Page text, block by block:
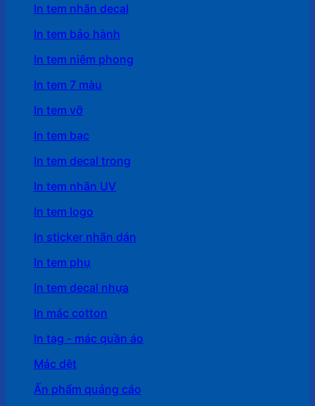
In tem nhãn decal
In tem bảo hành
In tem niêm phong
In tem 7 màu
In tem vỡ
In tem bạc
In tem decal trong
In tem nhãn UV
In tem logo
In sticker nhãn dán
In tem phụ
In tem decal nhựa
In mác cotton
In tag - mác quần áo
Mác dệt
Ấn phẩm quảng cáo